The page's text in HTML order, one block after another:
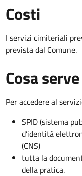
Costi
I servizi cimiteriali
prevista dal Comune.
Cosa serve
Per accedere al
SPID (sistema
d’identità
(CNS)
tutta la
della pratica.